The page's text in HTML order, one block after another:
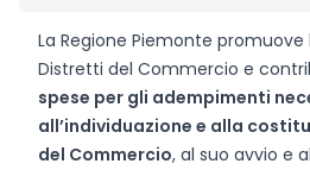
La Regione Piemonte promuove
Distretti del Commercio e
spese per gli adempimenti
all’individuazione e alla
del Commercio, al suo avvio e